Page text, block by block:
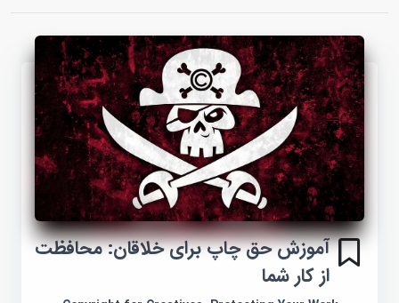
آموزش حق چاپ برای خلاقان: محافظت
از کار شما